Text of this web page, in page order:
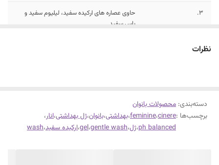
3.
حاوی عصاره های ارکیده سفید، لیلیوم سفید و
یاس سفید
4.
نظرات
دسته‌بندی: محصولات بانوان
برچسب‌ها :cinere،feminine،بهداشتی،بانوان،ژل بهداشتی،انار،
ph balanced،ژل،gentle wash،gel،ارکیده سفید،wash